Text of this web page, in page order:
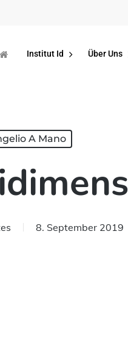
Institut Id Über Uns
A Mano
8. September 2019